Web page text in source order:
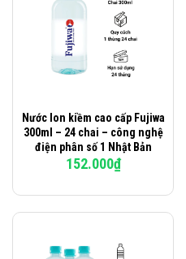
Nước Ion kiềm cao cấp Fujiwa
300ml – 24 chai – công nghệ
điện phân số 1 Nhật Bản
152.000₫